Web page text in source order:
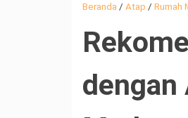
Beranda / Atap / Rumah